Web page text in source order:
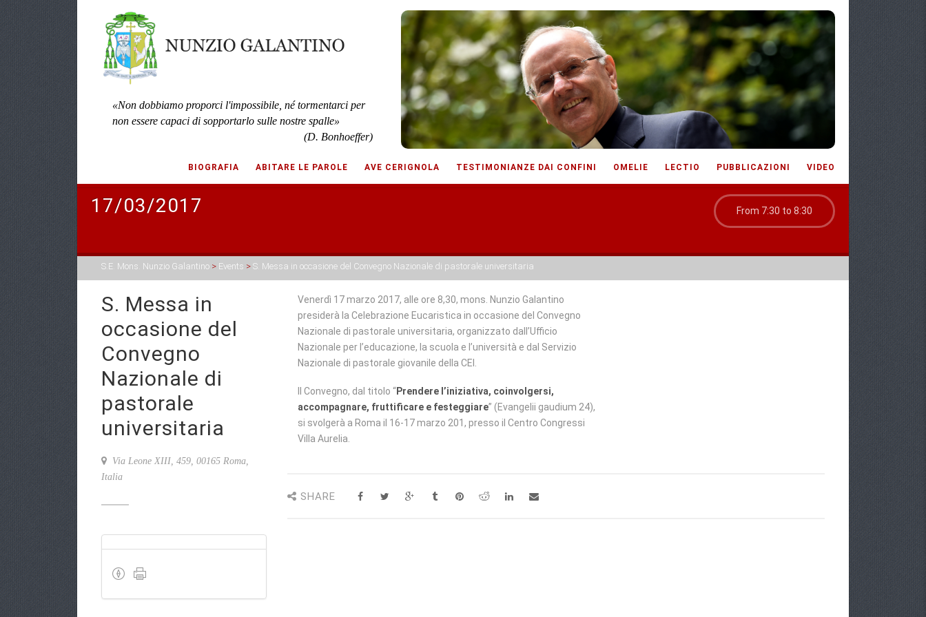
«Non dobbiamo proporci l'impossibile, né tormentarci per
non essere capaci di sopportarlo sulle nostre spalle»
(D. Bonhoeffer)
BIOGRAFIA ABITARE LE PAROLE AVE CERIGNOLA TESTIMONIANZE DAI CONFINI OMELIE LECTIO PUBBLICAZIONI VIDEO
17/03/2017 From 7:30 to 8:30
S.E. Mons. Nunzio Galantino > Events > S. Messa in occasione del Convegno Nazionale di pastorale universitaria
S. Messa in
occasione del
Convegno
Nazionale di
pastorale
universitaria
Via Leone XIII, 459, 00165 Roma,
Italia
Venerdì 17 marzo 2017, alle ore 8,30, mons. Nunzio Galantino
presiderà la Celebrazione Eucaristica in occasione del Convegno
Nazionale di pastorale universitaria, organizzato dall’Ufficio
Nazionale per l’educazione, la scuola e l’università e dal Servizio
Nazionale di pastorale giovanile della CEI.
Il Convegno, dal titolo “Prendere l’iniziativa, coinvolgersi,
accompagnare, fruttificare e festeggiare” (Evangelii gaudium 24),
si svolgerà a Roma il 16-17 marzo 201, presso il Centro Congressi
Villa Aurelia.
SHARE